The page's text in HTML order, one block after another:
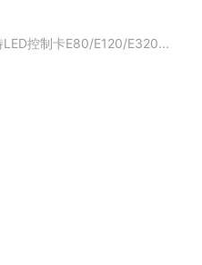
控制卡E80/E120/E320...